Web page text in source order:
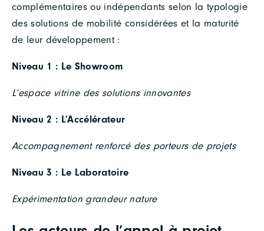
complémentaires ou indépendants selon la typologie
des solutions de mobilité considérées et la maturité
de leur développement :
Niveau 1 : Le Showroom
L’espace vitrine des solutions innovantes
Niveau 2 : L’Accélérateur
Accompagnement renforcé des porteurs de projets
Niveau 3 : Le Laboratoire
Expérimentation grandeur nature